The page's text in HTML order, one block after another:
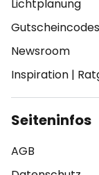
Lichtplanung
Gutscheincodes
Newsroom
Inspiration |
Seiteninfos
AGB